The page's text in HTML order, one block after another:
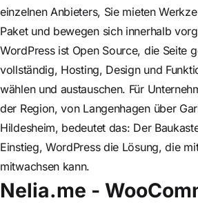
einzelnen Anbieters, Sie mieten
Paket und bewegen sich innerhalb
WordPress ist Open Source, die Seite
vollständig, Hosting, Design und
wählen und austauschen. Für
der Region, von Langenhagen über
Hildesheim, bedeutet das: Der
Einstieg, WordPress die Lösung, die
mitwachsen kann.
Nelia.me -